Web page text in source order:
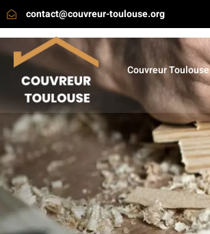
contact@couvreur-toulouse.org
Couvreur Toulouse